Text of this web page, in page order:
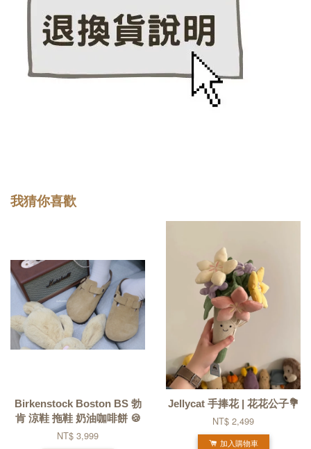
我猜你喜歡
Birkenstock Boston BS 勃
肯 涼鞋 拖鞋 奶油咖啡餅 🍪
NT$ 3,999
Jellycat 手捧花 | 花花公子💐
NT$ 2,499
加入購物車